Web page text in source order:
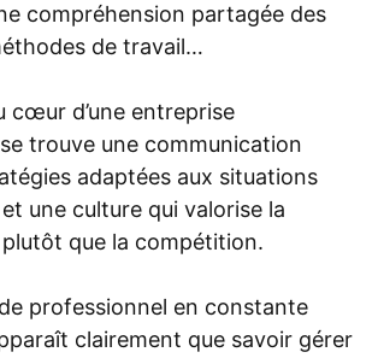
compréhension partagée des
de travail…
cœur d’une entreprise
trouve une communication
adaptées aux situations
une culture qui valorise la
que la compétition.
professionnel en constante
clairement que savoir gérer